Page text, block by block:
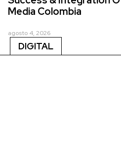
Media Colombia
agosto 4, 2026
DIGITAL